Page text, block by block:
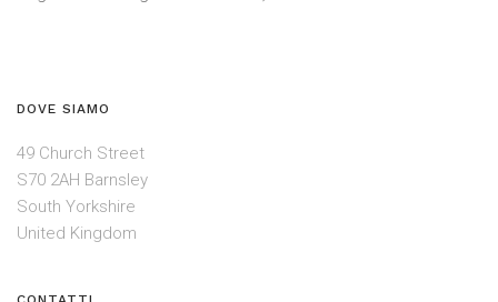
DOVE SIAMO
49 Church Street
S70 2AH Barnsley
South Yorkshire
United Kingdom